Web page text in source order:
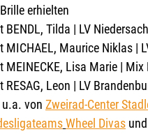
erhielten
BENDL, Tilda | LV
MICHAEL, Maurice Niklas |
MEINECKE, Lisa Marie |
RESAG, Leon | LV
u.a. von Zweirad-Center
Wheel Divas und